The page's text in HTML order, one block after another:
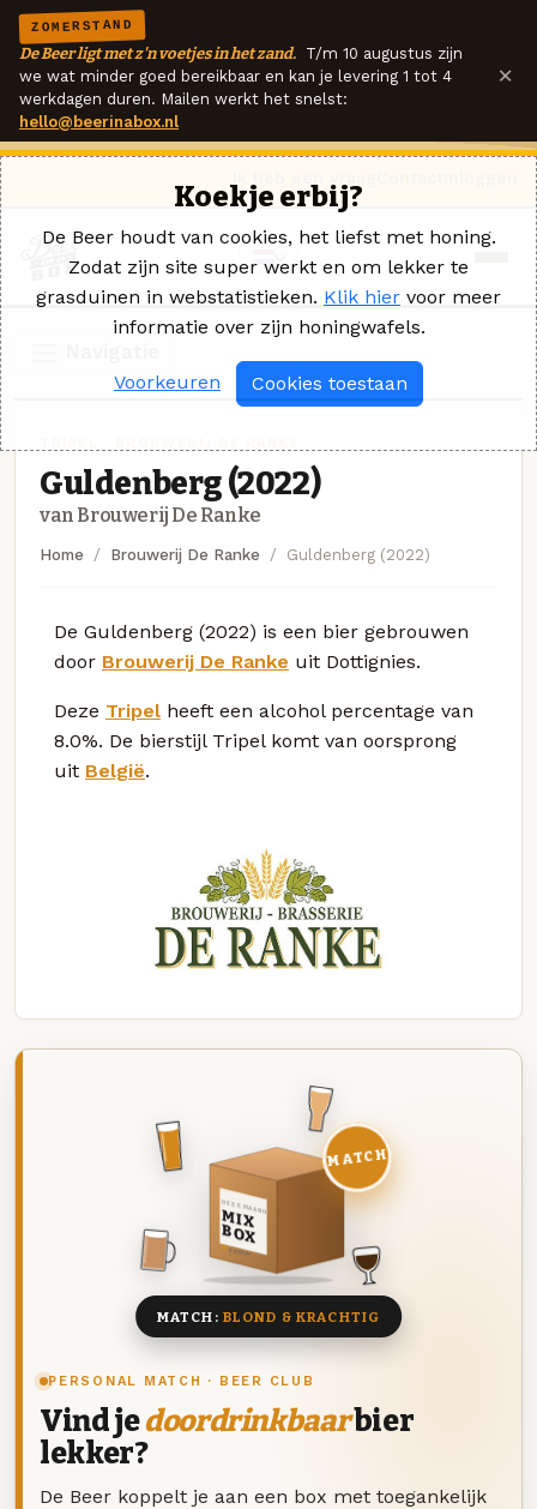
ZOMERSTAND
De Beer ligt met z'n voetjes in het zand. T/m 10 augustus zijn
we wat minder goed bereikbaar en kan je levering 1 tot 4
werkdagen duren. Mailen werkt het snelst:
hello@beerinabox.nl
×
Guldenberg (2022)
van Brouwerij De Ranke
Home Brouwerij De Ranke Guldenberg (2022)
De Guldenberg (2022) is een bier gebrouwen
door Brouwerij De Ranke uit Dottignies.
Deze Tripel heeft een alcohol percentage van
8.0%. De bierstijl Tripel komt van oorsprong
uit België.
PERSONAL MATCH · BEER CLUB
Vind jedoordrinkbaarbier
lekker?
De Beer koppelt je aan een box met toegankelijk
DEZE MAAND
MIX
BOX
8 BIEREN
MATCH
MATCH: BLOND & KRACHTIG
Koekje erbij?
De Beer houdt van cookies, het liefst met honing.
Zodat zijn site super werkt en om lekker te
grasduinen in webstatistieken. Klik hier voor meer
informatie over zijn honingwafels.
Voorkeuren Cookies toestaan